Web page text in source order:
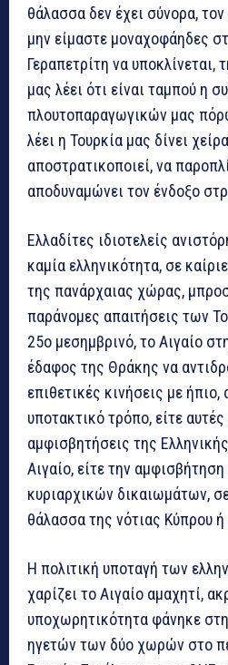
θάλασσα δεν έχει σύνορα,
μην είμαστε μοναχοφάηδες
Γεραπετρίτη να υποκλίνεται,
μας λέει ότι είναι ταμπού η
πλουτοπαραγωγικών μας
λέει η Τουρκία μας δίνει
αποστρατικοποιεί, να
αποδυναμώνει τον ένδοξο
Ελλαδίτες ιδιοτελείς
καμία ελληνικότητα, σε
της πανάρχαιας χώρας,
παράνομες απαιτήσεις των
25ο μεσημβρινό, το Αιγαίο
έδαφος της Θράκης να
επιθετικές κινήσεις με ήπιο,
υποτακτικό τρόπο, είτε
αμφισβητήσεις της
Αιγαίο, είτε την
κυριαρχικών δικαιωμάτων,
θάλασσα της νότιας Κύπρου ή
Η πολιτική υποταγή των
χαρίζει το Αιγαίο αμαχητί,
υποχωρητικότητα φάνηκε
ηγετών των δύο χωρών στο